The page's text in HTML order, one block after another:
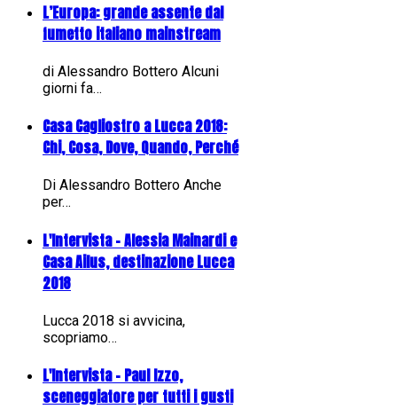
L’Europa: grande assente dal
fumetto italiano mainstream
di Alessandro Bottero Alcuni
giorni fa…
Casa Cagliostro a Lucca 2018:
Chi, Cosa, Dove, Quando, Perché
Di Alessandro Bottero Anche
per…
L'Intervista - Alessia Mainardi e
Casa Ailus, destinazione Lucca
2018
Lucca 2018 si avvicina,
scopriamo…
L'Intervista - Paul Izzo,
sceneggiatore per tutti i gusti